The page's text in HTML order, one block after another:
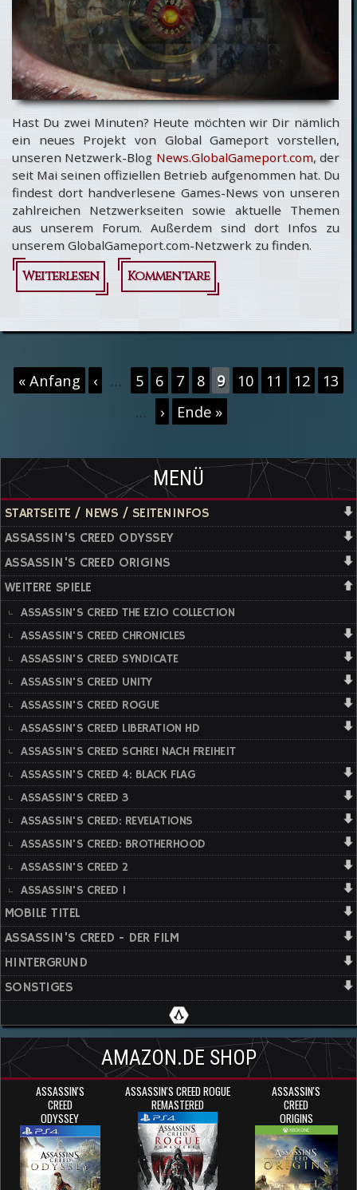
Hast Du zwei Minuten? Heute möchten wir Dir nämlich
ein neues Projekt von Global Gameport vorstellen,
unseren Netzwerk-Blog News.GlobalGameport.com, der
seit Mai seinen offiziellen Betrieb aufgenommen hat. Du
findest dort handverlesene Games-News von unseren
zahlreichen Netzwerkseiten sowie aktuelle Themen
aus unserem Forum. Außerdem sind dort Infos zu
unserem GlobalGameport.com-Netzwerk zu finden.
Weiterlesen
über
- Global Gameport bloggt
Kommentare
Seiten
« Anfang ‹ … 5 6 7 8 9 10 11 12
13
…
› Ende »
MENÜ
STARTSEITE / NEWS / SEITENINFOS
ASSASSIN'S CREED ODYSSEY
ASSASSIN'S CREED ORIGINS
WEITERE SPIELE
ASSASSIN'S CREED THE EZIO COLLECTION
ASSASSIN'S CREED CHRONICLES
ASSASSIN'S CREED SYNDICATE
ASSASSIN'S CREED UNITY
ASSASSIN'S CREED ROGUE
ASSASSIN'S CREED LIBERATION HD
ASSASSIN'S CREED SCHREI NACH FREIHEIT
ASSASSIN'S CREED 4: BLACK FLAG
ASSASSIN'S CREED 3
ASSASSIN'S CREED: REVELATIONS
ASSASSIN'S CREED: BROTHERHOOD
ASSASSIN'S CREED 2
ASSASSIN'S CREED 1
MOBILE TITEL
ASSASSIN'S CREED - DER FILM
HINTERGRUND
SONSTIGES
AMAZON.DE SHOP
ASSASSIN'S
CREED
ODYSSEY
ASSASSIN'S CREED ROGUE
REMASTERED
ASSASSIN'S
CREED
ORIGINS